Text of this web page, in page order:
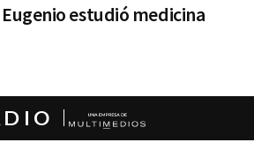
Eugenio estudió medicina